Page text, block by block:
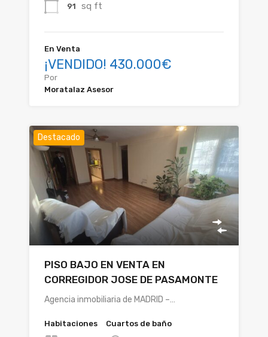
91 sq ft
En Venta
¡VENDIDO! 430.000€
Por
Moratalaz Asesor
Destacado
PISO BAJO EN VENTA EN
CORREGIDOR JOSE DE PASAMONTE
Agencia inmobiliaria de MADRID –…
Habitaciones Cuartos de baño